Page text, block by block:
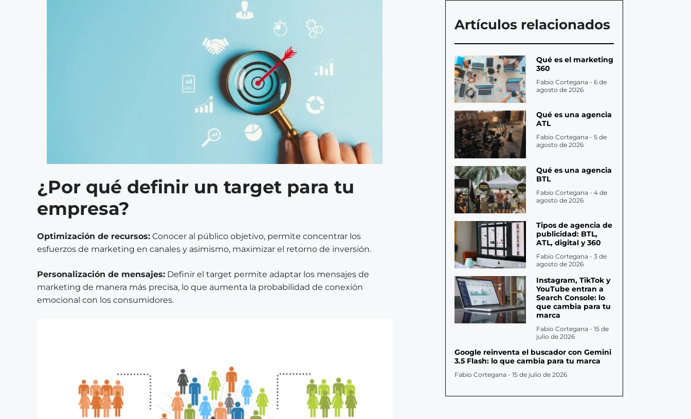
¿Por qué definir un target para tu
empresa?
Optimización de recursos: Conocer al público objetivo, permite concentrar los
esfuerzos de marketing en canales y asimismo, maximizar el retorno de inversión.
Personalización de mensajes: Definir el target permite adaptar los mensajes de
marketing de manera más precisa, lo que aumenta la probabilidad de conexión
emocional con los consumidores.
Artículos relacionados
Qué es el marketing
360
Fabio Cortegana 6 de
agosto de 2026
Qué es una agencia
ATL
Fabio Cortegana 5 de
agosto de 2026
Qué es una agencia
BTL
Fabio Cortegana 4 de
agosto de 2026
Tipos de agencia de
publicidad: BTL,
ATL, digital y 360
Fabio Cortegana 3 de
agosto de 2026
Instagram, TikTok y
YouTube entran a
Search Console: lo
que cambia para tu
marca
Fabio Cortegana 15 de
julio de 2026
Google reinventa el buscador con Gemini
3.5 Flash: lo que cambia para tu marca
Fabio Cortegana 15 de julio de 2026